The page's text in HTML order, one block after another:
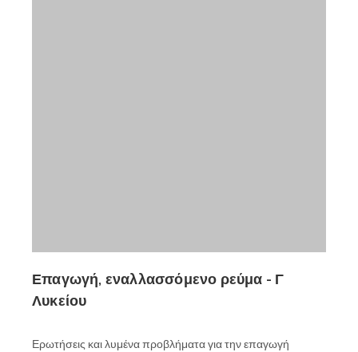
Επαγωγή, εναλλασσόμενο ρεύμα - Γ
Λυκείου
Ερωτήσεις και λυμένα προβλήματα για την επαγωγή